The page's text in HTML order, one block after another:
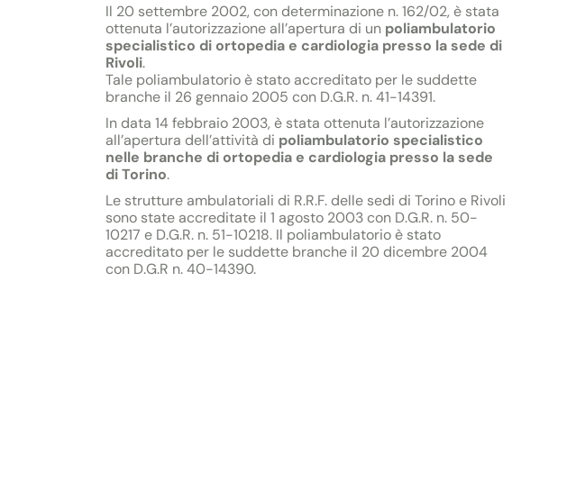
Il 20 settembre 2002, con determinazione n. 162/02, è stata
ottenuta l’autorizzazione all’apertura di un poliambulatorio
specialistico di ortopedia e cardiologia presso la sede di
Rivoli.
Tale poliambulatorio è stato accreditato per le suddette
branche il 26 gennaio 2005 con D.G.R. n. 41-14391.
In data 14 febbraio 2003, è stata ottenuta l’autorizzazione
all’apertura dell’attività di poliambulatorio specialistico
nelle branche di ortopedia e cardiologia presso la sede
di Torino.
Le strutture ambulatoriali di R.R.F. delle sedi di Torino e Rivoli
sono state accreditate il 1 agosto 2003 con D.G.R. n. 50-
10217 e D.G.R. n. 51-10218. Il poliambulatorio è stato
accreditato per le suddette branche il 20 dicembre 2004
con D.G.R n. 40-14390.